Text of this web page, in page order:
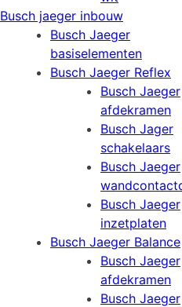
Busch jaeger inbouw
Busch Jaeger
basiselementen
Busch Jaeger Reflex
Busch Jaeger
afdekramen
Busch Jager
schakelaars
Busch Jaeger
Busch Jaeger
inzetplaten
Busch Jaeger Balance
Busch Jaeger
afdekramen
Busch Jaeger